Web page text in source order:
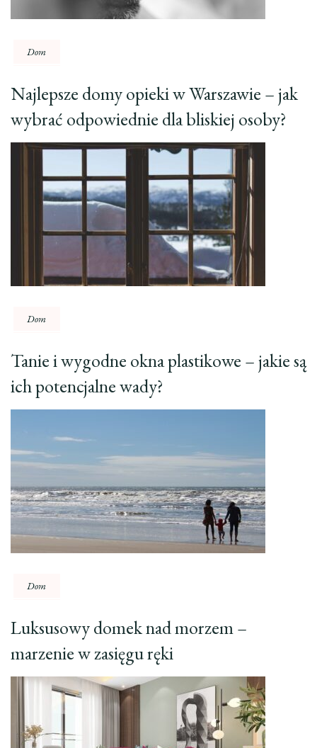
Dom
Najlepsze domy opieki w Warszawie – jak
wybrać odpowiednie dla bliskiej osoby?
Dom
Tanie i wygodne okna plastikowe – jakie są
ich potencjalne wady?
Dom
Luksusowy domek nad morzem –
marzenie w zasięgu ręki